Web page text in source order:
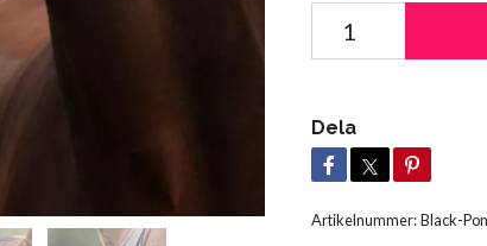
Dela
Artikelnummer:Black-